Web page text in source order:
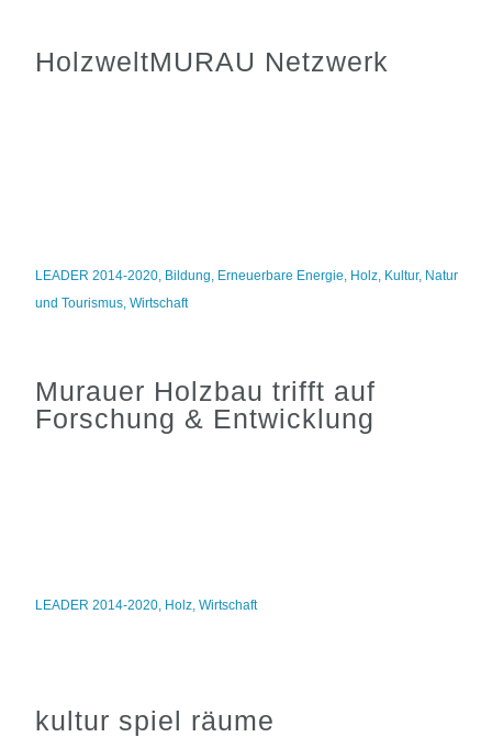
HolzweltMURAU Netzwerk
LEADER 2014-2020, Bildung, Erneuerbare Energie, Holz, Kultur, Natur
und Tourismus,Wirtschaft
Murauer Holzbau trifft auf
Forschung & Entwicklung
LEADER 2014-2020, Holz,Wirtschaft
kultur spiel räume